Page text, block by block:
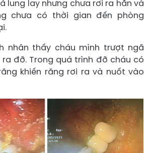
lung lay nhưng chưa rơi ra hẳn và
chưa có thời gian đến phòng
nhân thấy cháu mình trượt ngã
đỡ. Trong quá trình đỡ cháu có
khiến răng rơi ra và nuốt vào